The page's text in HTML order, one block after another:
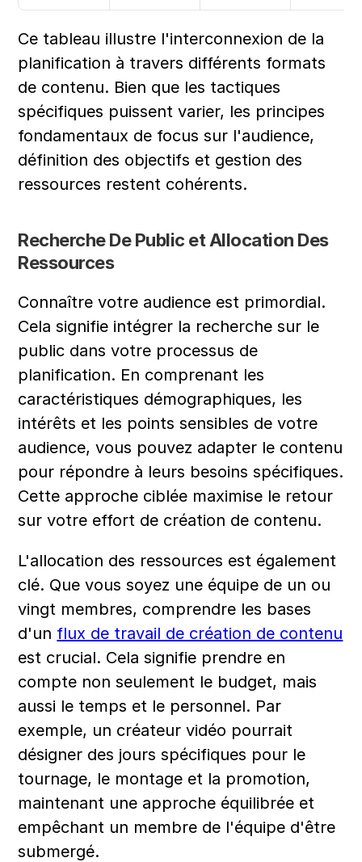
Ce tableau illustre l'interconnexion de la
planification à travers différents formats
de contenu. Bien que les tactiques
spécifiques puissent varier, les principes
fondamentaux de focus sur l'audience,
définition des objectifs et gestion des
ressources restent cohérents.
Recherche De Public et Allocation Des
Ressources
Connaître votre audience est primordial.
Cela signifie intégrer la recherche sur le
public dans votre processus de
planification. En comprenant les
caractéristiques démographiques, les
intérêts et les points sensibles de votre
audience, vous pouvez adapter le contenu
pour répondre à leurs besoins spécifiques.
Cette approche ciblée maximise le retour
sur votre effort de création de contenu.
L'allocation des ressources est également
clé. Que vous soyez une équipe de un ou
vingt membres, comprendre les bases
d'un flux de travail de création de contenu
est crucial. Cela signifie prendre en
compte non seulement le budget, mais
aussi le temps et le personnel. Par
exemple, un créateur vidéo pourrait
désigner des jours spécifiques pour le
tournage, le montage et la promotion,
maintenant une approche équilibrée et
empêchant un membre de l'équipe d'être
submergé.